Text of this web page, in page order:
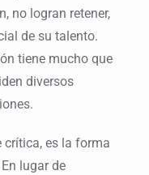
no logran retener,
de su talento.
tiene mucho que
diversos
crítica, es la forma
lugar de